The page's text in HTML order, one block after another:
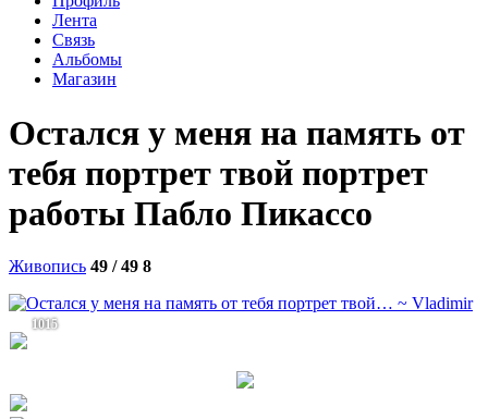
Лента
Связь
Альбомы
Магазин
Остался у меня на память от
тебя портрет твой портрет
работы Пабло Пикассо
Живопись 49 / 49 8
1015